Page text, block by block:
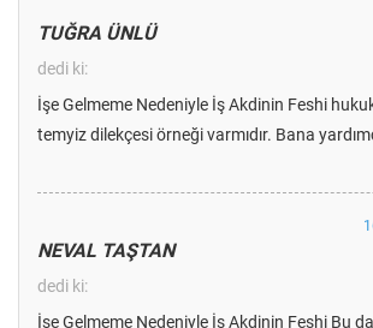
TUĞRA ÜNLÜ
dedi ki:
İşe Gelmeme Nedeniyle İş Akdinin Feshi
temyiz dilekçesi örneği varmıdır. Bana
NEVAL TAŞTAN
dedi ki:
İşe Gelmeme Nedeniyle İş Akdinin Feshi Bu